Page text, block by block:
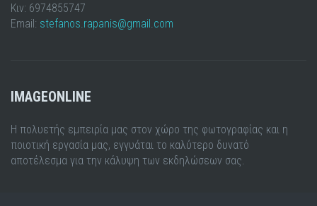
Κιν: 6974855747
Email: stefanos.rapanis@gmail.com
IMAGEONLINE
Η πολυετής εμπειρία μας στον χώρο της φωτογραφίας και η
ποιοτική εργασία μας, εγγυάται το καλύτερο δυνατό
αποτέλεσμα για την κάλυψη των εκδηλώσεων σας.